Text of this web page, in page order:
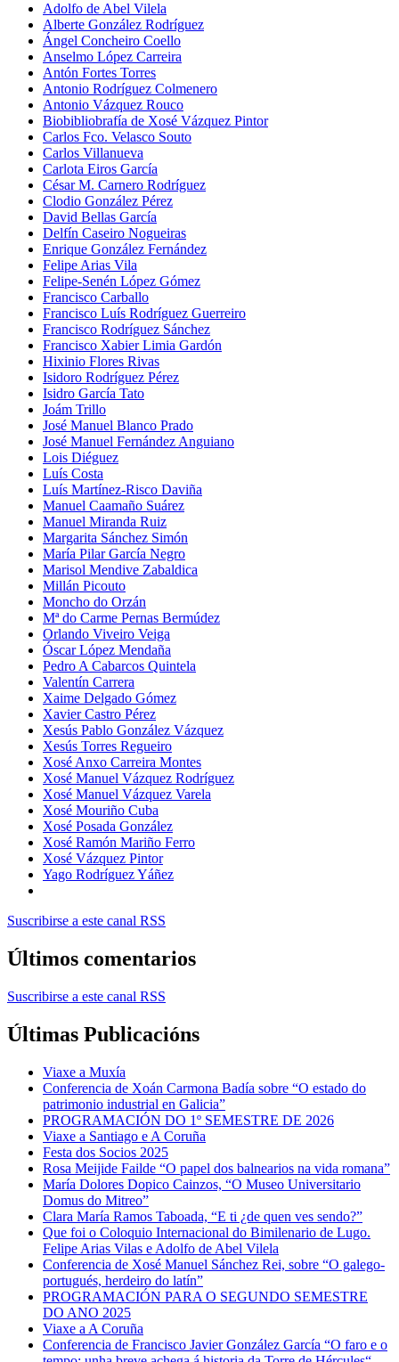
Adolfo de Abel Vilela
Alberte González Rodríguez
Ángel Concheiro Coello
Anselmo López Carreira
Antón Fortes Torres
Antonio Rodríguez Colmenero
Antonio Vázquez Rouco
Biobibliobrafía de Xosé Vázquez Pintor
Carlos Fco. Velasco Souto
Carlos Villanueva
Carlota Eiros García
César M. Carnero Rodríguez
Clodio González Pérez
David Bellas García
Delfín Caseiro Nogueiras
Enrique González Fernández
Felipe Arias Vila
Felipe-Senén López Gómez
Francisco Carballo
Francisco Luís Rodríguez Guerreiro
Francisco Rodríguez Sánchez
Francisco Xabier Limia Gardón
Hixinio Flores Rivas
Isidoro Rodríguez Pérez
Isidro García Tato
Joám Trillo
José Manuel Blanco Prado
José Manuel Fernández Anguiano
Lois Diéguez
Luís Costa
Luís Martínez-Risco Daviña
Manuel Caamaño Suárez
Manuel Miranda Ruiz
Margarita Sánchez Simón
María Pilar García Negro
Marisol Mendive Zabaldica
Millán Picouto
Moncho do Orzán
Mª do Carme Pernas Bermúdez
Orlando Viveiro Veiga
Óscar López Mendaña
Pedro A Cabarcos Quintela
Valentín Carrera
Xaime Delgado Gómez
Xavier Castro Pérez
Xesús Pablo González Vázquez
Xesús Torres Regueiro
Xosé Anxo Carreira Montes
Xosé Manuel Vázquez Rodríguez
Xosé Manuel Vázquez Varela
Xosé Mouriño Cuba
Xosé Posada González
Xosé Ramón Mariño Ferro
Xosé Vázquez Pintor
Yago Rodríguez Yáñez
Suscribirse a este canal RSS
Últimos comentarios
Suscribirse a este canal RSS
Últimas Publicacións
Viaxe a Muxía
Conferencia de Xoán Carmona Badía sobre “O estado do
patrimonio industrial en Galicia”
PROGRAMACIÓN DO 1º SEMESTRE DE 2026
Viaxe a Santiago e A Coruña
Festa dos Socios 2025
Rosa Meijide Failde “O papel dos balnearios na vida romana”
María Dolores Dopico Cainzos, “O Museo Universitario
Domus do Mitreo”
Clara María Ramos Taboada, “E ti ¿de quen ves sendo?”
Que foi o Coloquio Internacional do Bimilenario de Lugo.
Felipe Arias Vilas e Adolfo de Abel Vilela
Conferencia de Xosé Manuel Sánchez Rei, sobre “O galego-
portugués, herdeiro do latín”
PROGRAMACIÓN PARA O SEGUNDO SEMESTRE
DO ANO 2025
Viaxe a A Coruña
Conferencia de Francisco Javier González García “O faro e o